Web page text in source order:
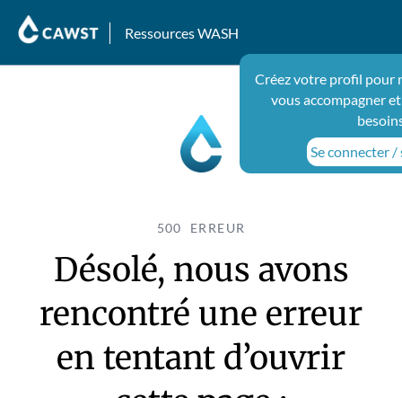
Ressources WASH
Créez votre profil pour
vous accompagner
Se connecter
500 ERREUR
Désolé, nous avons
rencontré une erreur
en tentant d’ouvrir